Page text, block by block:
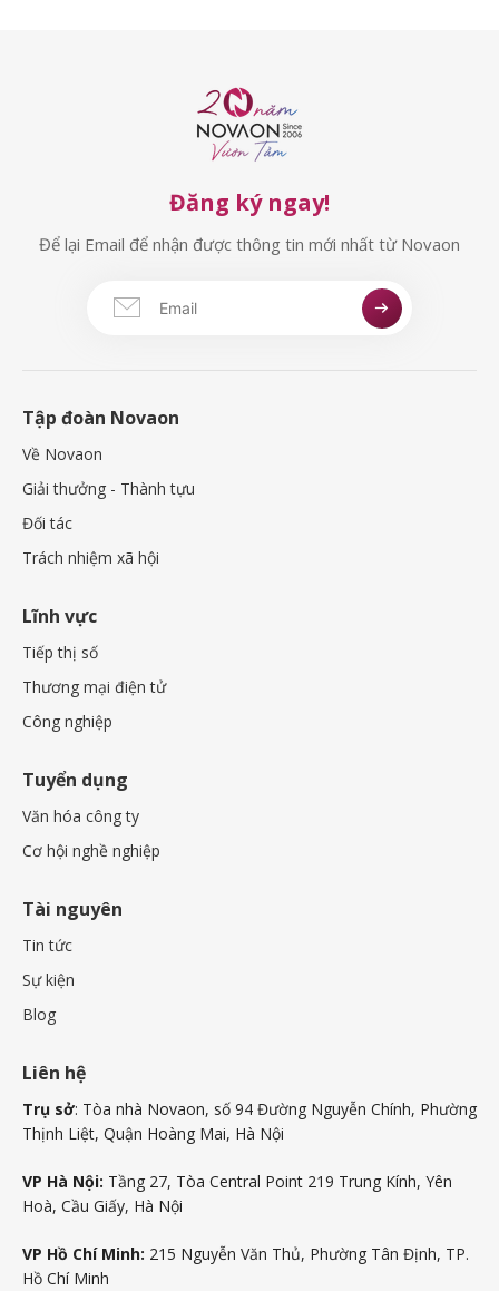
Đăng ký ngay!
Để lại Email để nhận được thông tin mới nhất từ Novaon
Tập đoàn Novaon
Về Novaon
Giải thưởng - Thành tựu
Đối tác
Trách nhiệm xã hội
Lĩnh vực
Tiếp thị số
Thương mại điện tử
Công nghiệp
Tuyển dụng
Văn hóa công ty
Cơ hội nghề nghiệp
Tài nguyên
Tin tức
Sự kiện
Blog
Liên hệ
Trụ sở: Tòa nhà Novaon, số 94 Đường Nguyễn Chính, Phường
Thịnh Liệt, Quận Hoàng Mai, Hà Nội
VP Hà Nội: Tầng 27, Tòa Central Point 219 Trung Kính, Yên
Hoà, Cầu Giấy, Hà Nội
VP Hồ Chí Minh: 215 Nguyễn Văn Thủ, Phường Tân Định, TP.
Hồ Chí Minh